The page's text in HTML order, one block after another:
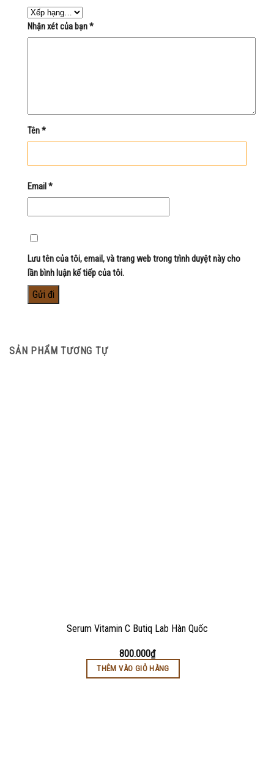
Nhận xét của bạn*
Tên*
Email *
Lưu tên của tôi, email, và trang web trong trình duyệt này cho
lần bình luận kế tiếp của tôi.
SẢN PHẨM TƯƠNG TỰ
Serum Vitamin C Butiq Lab Hàn Quốc
800.000₫
THÊM VÀO GIỎ HÀNG